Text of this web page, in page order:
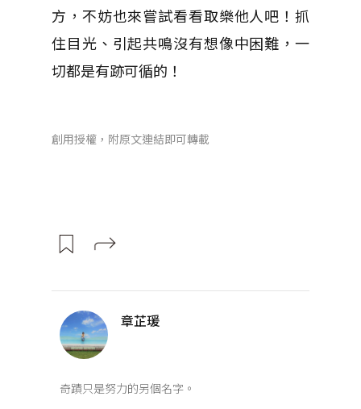
方，不妨也來嘗試看看取樂他人吧！抓
住目光、引起共鳴沒有想像中困難，一
切都是有跡可循的！
創用授權，附原文連結即可轉載
章芷瑗
奇蹟只是努力的另個名字。